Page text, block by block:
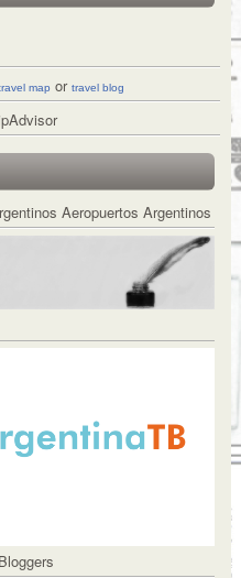
map or travel blog
Aeropuertos Argentinos